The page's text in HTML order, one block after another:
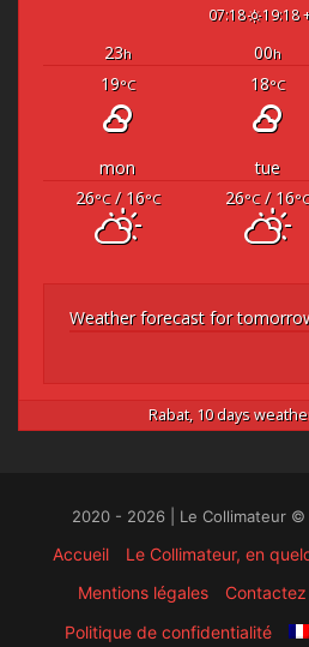
07:18 19:18
23h 00h
19°C 18°C
mon tue
26°C/ 16°C 26°C/ 16°C
Weather forecast for
Rabat, 10 days
2020 - 2026 | Le Collimateur
Accueil Le Collimateur, en
Mentions légales
Politique de confidentialité